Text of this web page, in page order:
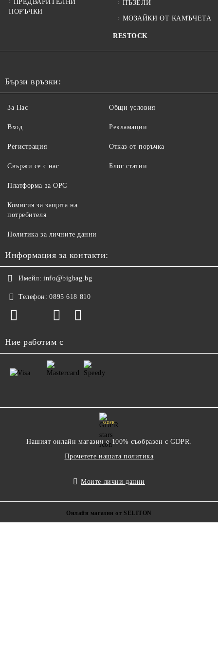
ПРЕДВАРИТЕЛНИ
ПОРЪЧКИ
ПЪЗЕЛИ
МОЗАЙКИ ОТ КАМЪЧЕТА
RESTOCK
Бързи връзки:
За Нас
Вход
Регистрация
Свържи се с нас
Общи условия
Рекламации
Отказ от поръчка
Блог статии
Платформа за ОРС
Комисия за защита на
потребителя
Политика за личните данни
Информация за контакти:
Имейл: info@bigbag.bg
Телефон: 0895 618 810
Ние работим с
GDPR
Нашият онлайн магазин е 100% съобразен с GDPR.
Прочетете нашата политика
Моите лични данни
Онлайн магазин от SELITON